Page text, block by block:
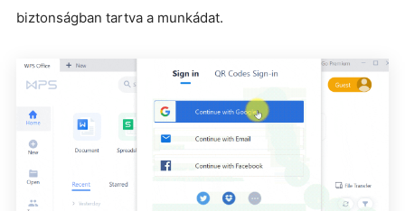
biztonságban tartva a munkádat.